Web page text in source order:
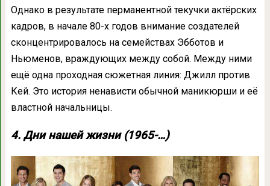
Однако в результате перманентной текучки актёрских
кадров, в начале 80-х годов внимание создателей
сконцентрировалось на семействах Эбботов и
Ньюменов, враждующих между собой. Между ними
ещё одна проходная сюжетная линия: Джилл против
Кей. Это история ненависти обычной маникюрши и её
властной начальницы.
4. Дни нашей жизни (1965-…)